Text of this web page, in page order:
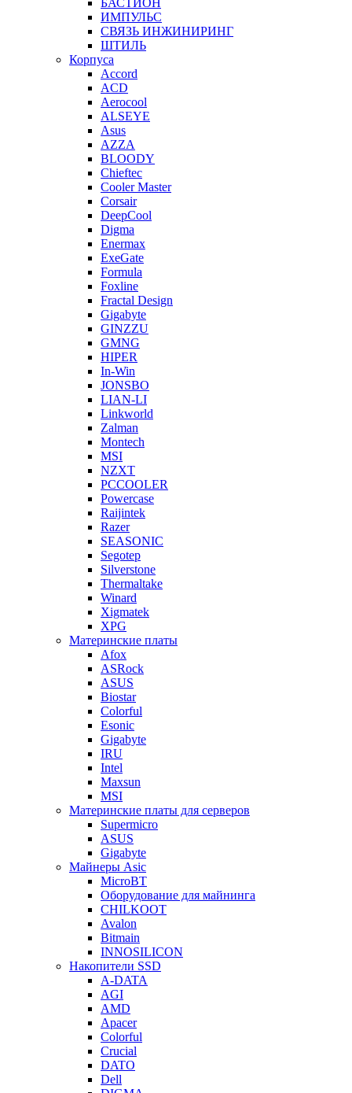
БАСТИОН
ИМПУЛЬС
СВЯЗЬ ИНЖИНИРИНГ
ШТИЛЬ
Корпуса
Accord
ACD
Aerocool
ALSEYE
Asus
AZZA
BLOODY
Chieftec
Cooler Master
Corsair
DeepCool
Digma
Enermax
ExeGate
Formula
Foxline
Fractal Design
Gigabyte
GINZZU
GMNG
HIPER
In-Win
JONSBO
LIAN-LI
Linkworld
Zalman
Montech
MSI
NZXT
PCCOOLER
Powercase
Raijintek
Razer
SEASONIC
Segotep
Silverstone
Thermaltake
Winard
Xigmatek
XPG
Материнские платы
Afox
ASRock
ASUS
Biostar
Colorful
Esonic
Gigabyte
IRU
Intel
Maxsun
MSI
Материнские платы для серверов
Supermicro
ASUS
Gigabyte
Майнеры Asic
MicroBT
Оборудование для майнинга
CHILKOOT
Avalon
Bitmain
INNOSILICON
Накопители SSD
A-DATA
AGI
AMD
Apacer
Colorful
Crucial
DATO
Dell